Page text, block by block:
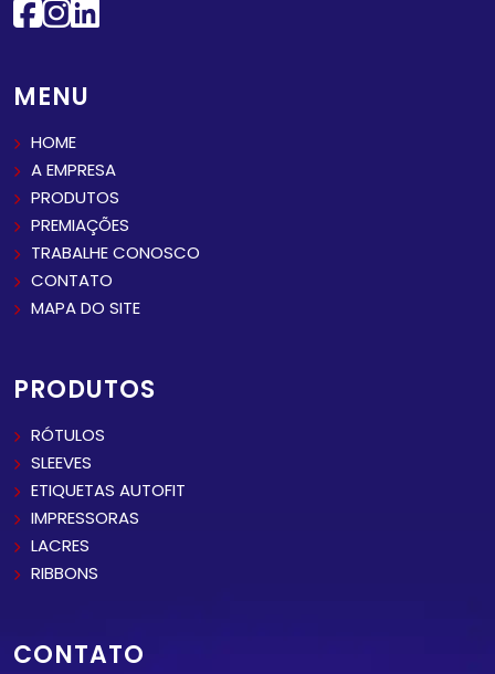
MENU
HOME
A EMPRESA
PRODUTOS
PREMIAÇÕES
TRABALHE CONOSCO
CONTATO
MAPA DO SITE
PRODUTOS
RÓTULOS
SLEEVES
ETIQUETAS AUTOFIT
IMPRESSORAS
LACRES
RIBBONS
CONTATO